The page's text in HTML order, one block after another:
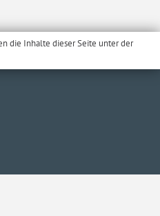
die Inhalte dieser Seite unter der